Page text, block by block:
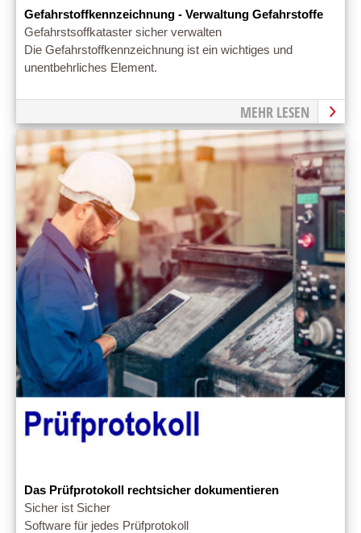
Gefahrstoffkennzeichnung - Verwaltung Gefahrstoffe
Gefahrstsoffkataster sicher verwalten
Die Gefahrstoffkennzeichnung ist ein wichtiges und
unentbehrliches Element.
MEHR LESEN
Das Prüfprotokoll rechtsicher dokumentieren
Sicher ist Sicher
Software für jedes Prüfprotokoll